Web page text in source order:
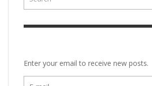
Enter your email to receive new posts.